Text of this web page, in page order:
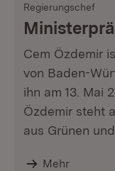
Regierungschef
Cem Özdemir
von Baden-
ihn am 13. Mai
Özdemir steht
aus Grünen und
Mehr